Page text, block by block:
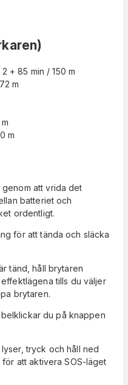
+ 85 min / 150 m
m
m
genom att vrida det
batteriet och
ordentligt.
för att tända och släcka
tänd, håll brytaren
tills du väljer
brytaren.
du på knappen
tryck och håll ned
att aktivera SOS-läget